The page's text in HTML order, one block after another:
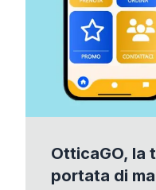
OtticaGO, la
portata di